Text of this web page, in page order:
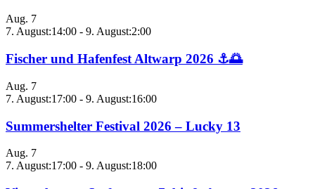
Aug. 7
7. August:14:00 - 9. August:2:00
Fischer und Hafenfest Altwarp 2026 ⚓🌅
Aug. 7
7. August:17:00 - 9. August:16:00
Summershelter Festival 2026 – Lucky 13
Aug. 7
7. August:17:00 - 9. August:18:00